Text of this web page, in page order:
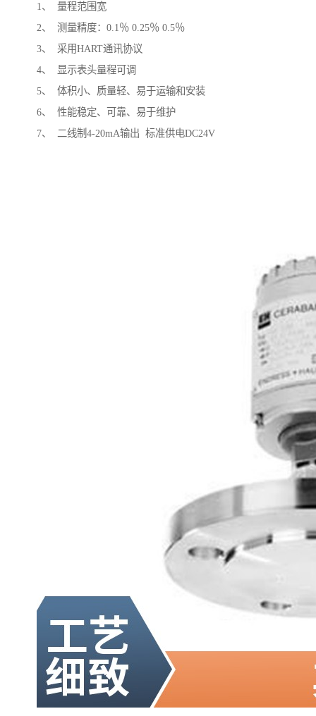
1、 量程范围宽
2、 测量精度：0.1％ 0.25％ 0.5％
3、 采用HART通讯协议
4、 显示表头量程可调
5、 体积小、质量轻、易于运输和安装
6、 性能稳定、可靠、易于维护
7、 二线制4-20mA输出 标准供电DC24V